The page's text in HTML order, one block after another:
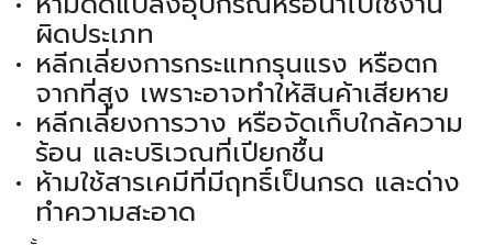
ผิดประเภท
หลีกเลี่ยงการกระแทกรุนแรง หรือตก
จากที่สูง เพราะอาจทำให้สินค้าเสียหาย
หลีกเลี่ยงการวาง หรือจัดเก็บใกล้ความ
ร้อน และบริเวณที่เปียกชื้น
ห้ามใช้สารเคมีที่มีฤทธิ์เป็นกรด และด่าง
ทำความสะอาด